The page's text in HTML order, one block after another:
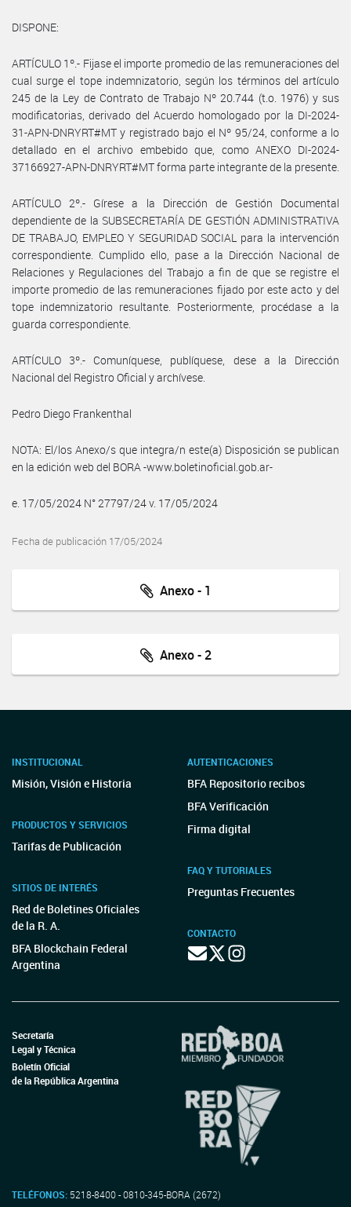
DISPONE:
ARTÍCULO 1º.- Fijase el importe promedio de las remuneraciones del
cual surge el tope indemnizatorio, según los términos del artículo
245 de la Ley de Contrato de Trabajo Nº 20.744 (t.o. 1976) y sus
modificatorias, derivado del Acuerdo homologado por la DI-2024-
31-APN-DNRYRT#MT y registrado bajo el Nº 95/24, conforme a lo
detallado en el archivo embebido que, como ANEXO DI-2024-
37166927-APN-DNRYRT#MT forma parte integrante de la presente.
ARTÍCULO 2º.- Gírese a la Dirección de Gestión Documental
dependiente de la SUBSECRETARÍA DE GESTIÓN ADMINISTRATIVA
DE TRABAJO, EMPLEO Y SEGURIDAD SOCIAL para la intervención
correspondiente. Cumplido ello, pase a la Dirección Nacional de
Relaciones y Regulaciones del Trabajo a fin de que se registre el
importe promedio de las remuneraciones fijado por este acto y del
tope indemnizatorio resultante. Posteriormente, procédase a la
guarda correspondiente.
ARTÍCULO 3º.- Comuníquese, publíquese, dese a la Dirección
Nacional del Registro Oficial y archívese.
Pedro Diego Frankenthal
NOTA: El/los Anexo/s que integra/n este(a) Disposición se publican
en la edición web del BORA -www.boletinoficial.gob.ar-
e. 17/05/2024 N° 27797/24 v. 17/05/2024
Fecha de publicación 17/05/2024
Anexo - 1
Anexo - 2
INSTITUCIONAL
Misión, Visión e Historia
PRODUCTOS Y SERVICIOS
Tarifas de Publicación
SITIOS DE INTERÉS
Red de Boletines Oficiales
de la R. A.
BFA Blockchain Federal
Argentina
AUTENTICACIONES
BFA Repositorio recibos
BFA Verificación
Firma digital
FAQ Y TUTORIALES
Preguntas Frecuentes
CONTACTO
Secretaría
Legal y Técnica
Boletín Oficial
de la República Argentina
TELÉFONOS: 5218-8400 - 0810-345-BORA (2672)